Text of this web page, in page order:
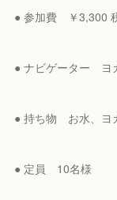
● 参加費 ￥3,300
● ナビゲーター ヨ
● 持ち物 お水、ヨ
● 定員 10名様